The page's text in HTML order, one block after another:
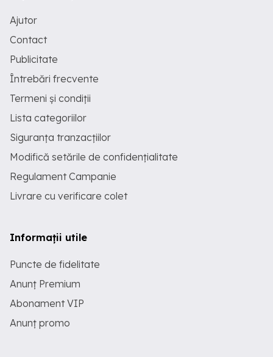
Ajutor
Contact
Publicitate
Întrebări frecvente
Termeni și condiții
Lista categoriilor
Siguranța tranzacțiilor
Modifică setările de confidențialitate
Regulament Campanie
Livrare cu verificare colet
Informații utile
Puncte de fidelitate
Anunț Premium
Abonament VIP
Anunț promo